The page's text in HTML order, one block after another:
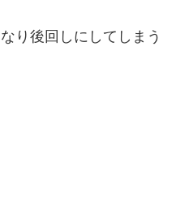
り後回しにしてしまう